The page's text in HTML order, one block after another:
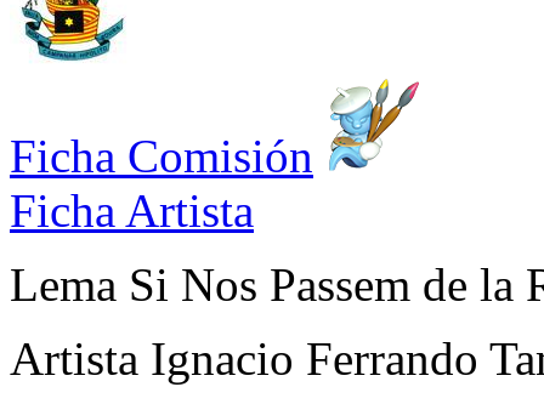
Ficha Comisión
Ficha Artista
Lema Si Nos Passem de la
Artista Ignacio Ferrando